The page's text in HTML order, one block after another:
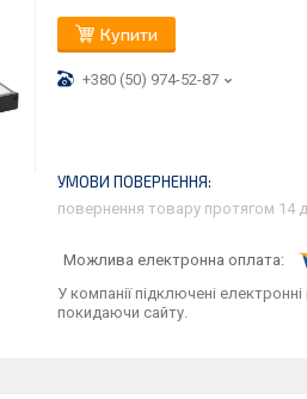
Купити
+380 (50) 974-52-87
повернення товару протягом 14
У компанії підключені
покидаючи сайту.